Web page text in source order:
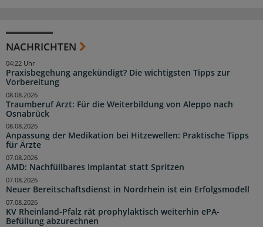
NACHRICHTEN
Praxisbegehung angekündigt? Die wichtigsten Tipps zur
Vorbereitung
04:22 Uhr
Traumberuf Arzt: Für die Weiterbildung von Aleppo nach
Osnabrück
08.08.2026
Anpassung der Medikation bei Hitzewellen: Praktische Tipps
für Ärzte
08.08.2026
AMD: Nachfüllbares Implantat statt Spritzen
07.08.2026
Neuer Bereitschaftsdienst in Nordrhein ist ein Erfolgsmodell
07.08.2026
KV Rheinland-Pfalz rät prophylaktisch weiterhin ePA-
Befüllung abzurechnen
07.08.2026